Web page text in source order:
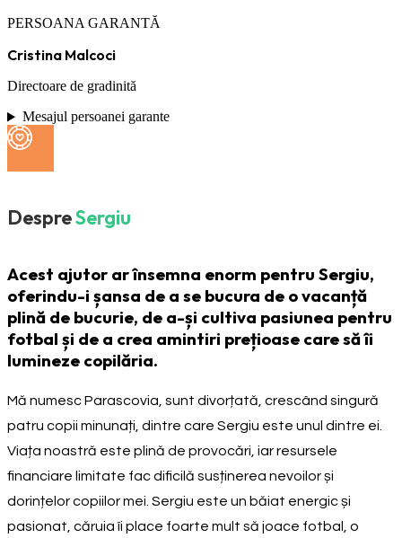
PERSOANA GARANTĂ
Cristina Malcoci
Directoare de gradinită
Mesajul persoanei garante
DespreSergiu
Acest ajutor ar însemna enorm pentru Sergiu,
oferindu-i șansa de a se bucura de o vacanță
plină de bucurie, de a-și cultiva pasiunea pentru
fotbal și de a crea amintiri prețioase care să îi
lumineze copilăria.
Mă numesc Parascovia, sunt divorțată, crescând singură
patru copii minunați, dintre care Sergiu este unul dintre ei.
Viața noastră este plină de provocări, iar resursele
financiare limitate fac dificilă susținerea nevoilor și
dorințelor copiilor mei. Sergiu este un băiat energic și
pasionat, căruia îi place foarte mult să joace fotbal, o